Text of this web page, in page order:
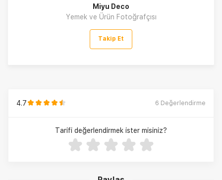
Miyu Deco
Yemek ve Ürün Fotoğrafçısı
Takip Et
4.7 6 Değerlendirme
Tarifi değerlendirmek ister misiniz?